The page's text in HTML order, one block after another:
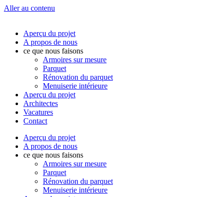
Aller au contenu
Aperçu du projet
A propos de nous
ce que nous faisons
Armoires sur mesure
Parquet
Rénovation du parquet
Menuiserie intérieure
Aperçu du projet
Architectes
Vacatures
Contact
Aperçu du projet
A propos de nous
ce que nous faisons
Armoires sur mesure
Parquet
Rénovation du parquet
Menuiserie intérieure